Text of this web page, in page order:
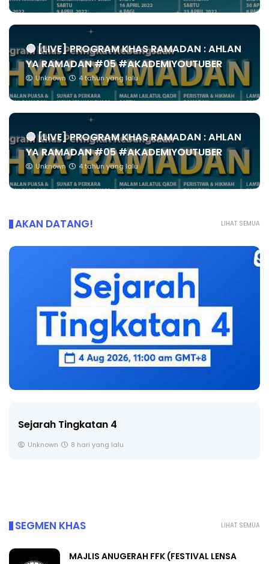
🔴 [LIVE] PROGRAM KHAS RAMADAN : AHLAN
YA RAMADAN #05 #AKADEMIYOUTUBER
Unknown 4 tahun yang lalu
🔴 [LIVE] PROGRAM KHAS RAMADAN : AHLAN
YA RAMADAN #05 #AKADEMIYOUTUBER
Unknown 4 tahun yang lalu
LIHAT SEMUA
AKAN DATANG!
Sejarah Tingkatan 4
Unknown 8 hari yang lalu
LIHAT SEMUA
SEGMEN KHAS
MAJLIS ANUGERAH FFK (FESTIVAL LENSA